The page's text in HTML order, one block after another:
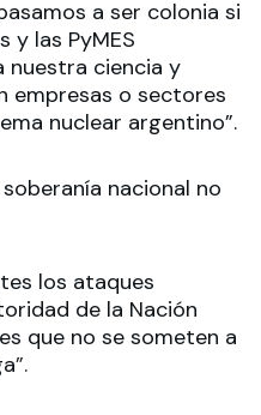
a ser colonia si
y las PyMES
nuestra ciencia y
empresas o sectores
nuclear argentino”.
nacional no
los ataques
de la Nación
que no se someten a
”.